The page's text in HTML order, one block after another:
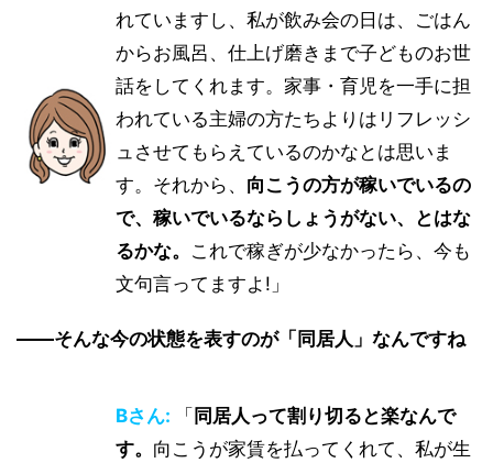
れていますし、私が飲み会の日は、ごはん
からお風呂、仕上げ磨きまで子どものお世
話をしてくれます。家事・育児を一手に担
われている主婦の方たちよりはリフレッシ
ュさせてもらえているのかなとは思いま
す。それから、 向こうの方が稼いでいるの
で、稼いでいるならしょうがない、とはな
るかな。 これで稼ぎが少なかったら、今も
文句言ってますよ!」
――そんな今の状態を表すのが「同居人」なんですね
Bさん: 「 同居人って割り切ると楽なんで
す。 向こうが家賃を払ってくれて、私が生